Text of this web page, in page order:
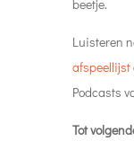
beetje.
Luisteren
afspeellijst
Podcasts
Tot